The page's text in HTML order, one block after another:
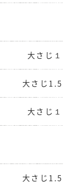
大さじ１
大さじ1.5
大さじ１
大さじ1.5